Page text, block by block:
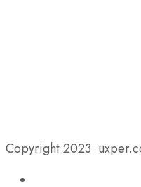
Copyright 2023